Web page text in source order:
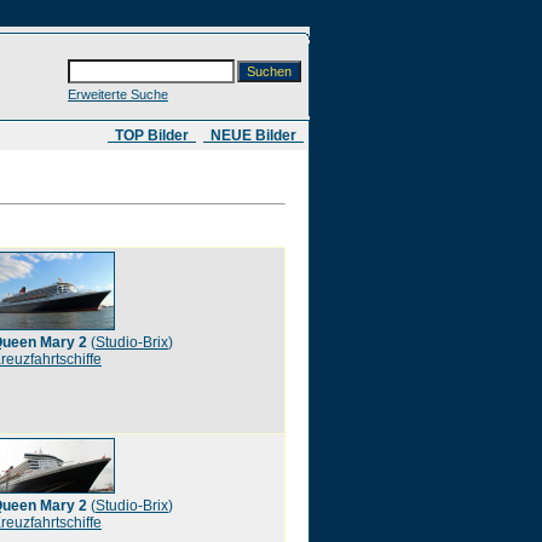
Erweiterte Suche
​ TOP Bilder NEUE Bilder
Mary 2 (Studio-Brix)
Mary 2 (Studio-Brix)